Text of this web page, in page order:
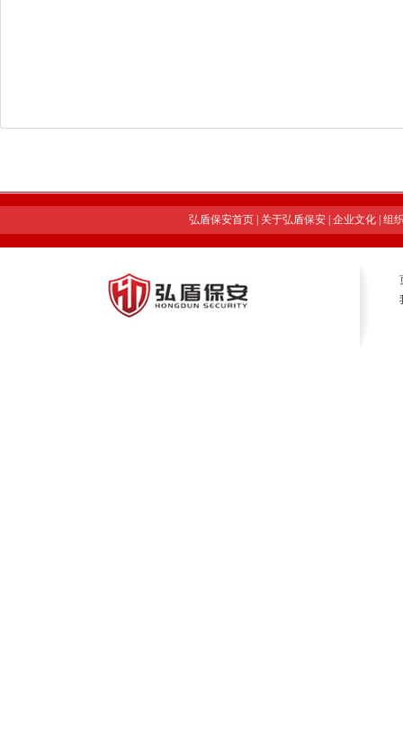
弘盾保安首页| 关于弘盾保安| 企业文化| 组